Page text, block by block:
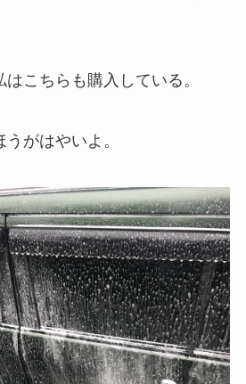
こちらも購入している。
がはやいよ。